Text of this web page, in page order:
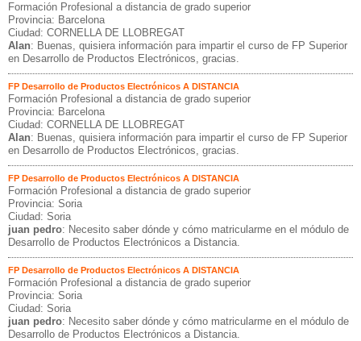
Formación Profesional a distancia de grado superior
Provincia: Barcelona
Ciudad: CORNELLA DE LLOBREGAT
Alan: Buenas, quisiera información para impartir el curso de FP Superior
en Desarrollo de Productos Electrónicos, gracias.
FP Desarrollo de Productos Electrónicos A DISTANCIA
Formación Profesional a distancia de grado superior
Provincia: Barcelona
Ciudad: CORNELLA DE LLOBREGAT
Alan: Buenas, quisiera información para impartir el curso de FP Superior
en Desarrollo de Productos Electrónicos, gracias.
FP Desarrollo de Productos Electrónicos A DISTANCIA
Formación Profesional a distancia de grado superior
Provincia: Soria
Ciudad: Soria
juan pedro: Necesito saber dónde y cómo matricularme en el módulo de
Desarrollo de Productos Electrónicos a Distancia.
FP Desarrollo de Productos Electrónicos A DISTANCIA
Formación Profesional a distancia de grado superior
Provincia: Soria
Ciudad: Soria
juan pedro: Necesito saber dónde y cómo matricularme en el módulo de
Desarrollo de Productos Electrónicos a Distancia.